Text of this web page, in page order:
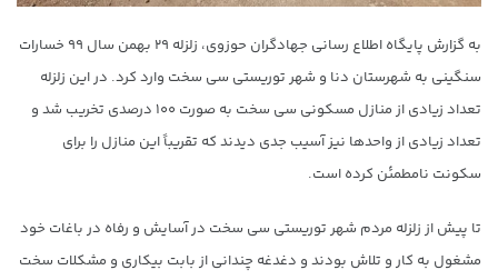
به گزارش پایگاه اطلاع رسانی جهادگران حوزوی، زلزله ۲۹ بهمن سال ۹۹ خسارات
سنگینی به شهرستان دنا و شهر توریستی سی سخت وارد کرد. در این زلزله
تعداد زیادی از منازل مسکونی سی سخت به صورت ۱۰۰ درصدی تخریب شد و
تعداد زیادی از واحدها نیز آسیب جدی دیدند که تقریباً این منازل را برای
سکونت نامطمئن کرده است.
تا پیش از زلزله مردم شهر توریستی سی سخت در آسایش و رفاه در باغات خود
مشغول به کار و تلاش بودند و دغدغه چندانی از بابت بیکاری و مشکلات سخت